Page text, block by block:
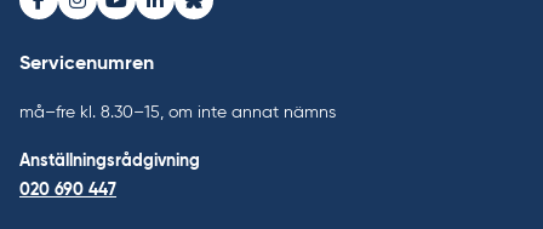
Facebook
Instagram
Youtube
LinkedInBluesky
Servicenumren
må–fre kl. 8.30–15, om inte annat nämns
Anställningsrådgivning
020 690 447